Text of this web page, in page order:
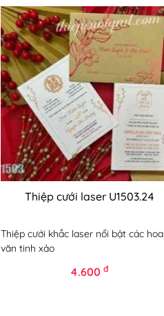
Thiệp cưới laser U1503.24
Thiệp cưới khắc laser nổi bật các hoa
văn tinh xảo
4.600đ